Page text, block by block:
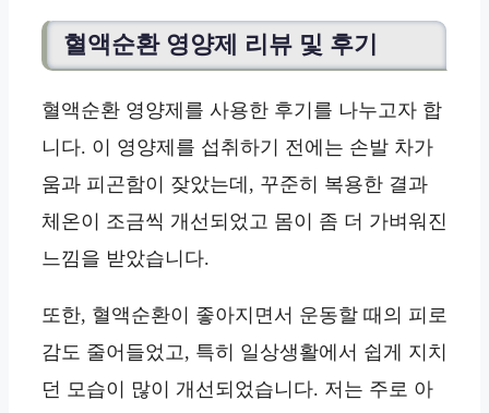
혈액순환 영양제 리뷰 및 후기
혈액순환 영양제를 사용한 후기를 나누고자 합
니다. 이 영양제를 섭취하기 전에는 손발 차가
움과 피곤함이 잦았는데, 꾸준히 복용한 결과
체온이 조금씩 개선되었고 몸이 좀 더 가벼워진
느낌을 받았습니다.
또한, 혈액순환이 좋아지면서 운동할 때의 피로
감도 줄어들었고, 특히 일상생활에서 쉽게 지치
던 모습이 많이 개선되었습니다. 저는 주로 아